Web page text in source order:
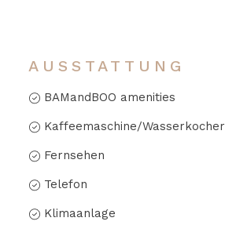
AUSSTATTUNG
BAMandBOO amenities
Kaffeemaschine/Wasserkocher
Fernsehen
Telefon
Klimaanlage